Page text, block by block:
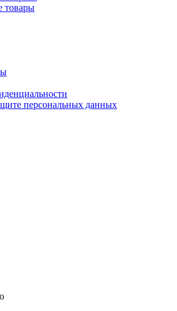
товары
персональных данных